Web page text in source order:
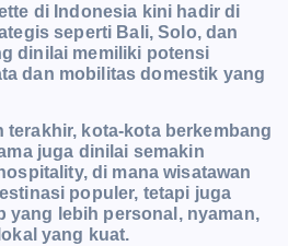
di Indonesia kini hadir di
seperti Bali, Solo, dan
dinilai memiliki potensi
dan mobilitas domestik yang
terakhir, kota-kota berkembang
juga dinilai semakin
di mana wisatawan
populer, tetapi juga
yang lebih personal, nyaman,
yang kuat.